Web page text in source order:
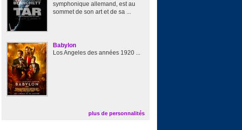
symphonique allemand, est au
sommet de son art et de sa ...
Babylon
Los Angeles des années 1920 ...
plus de personnalités